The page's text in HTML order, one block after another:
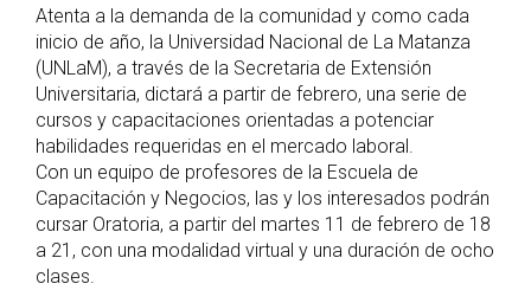
Atenta a la demanda de la comunidad y como cada
inicio de año, la Universidad Nacional de La Matanza
(UNLaM), a través de la Secretaria de Extensión
Universitaria, dictará a partir de febrero, una serie de
cursos y capacitaciones orientadas a potenciar
habilidades requeridas en el mercado laboral.
Con un equipo de profesores de la Escuela de
Capacitación y Negocios, las y los interesados podrán
cursar Oratoria, a partir del martes 11 de febrero de 18
a 21, con una modalidad virtual y una duración de ocho
clases.